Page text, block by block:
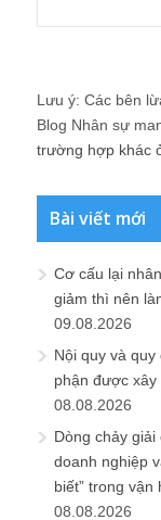
Lưu ý: Các bên
Blog Nhân sự
trường hợp khác
Bài viết mới
Cơ cấu lại
giảm thì nên
09.08.2026
Nội quy và
phận được
08.08.2026
Dòng chảy
doanh nghiệp
biết” trong vận
08.08.2026